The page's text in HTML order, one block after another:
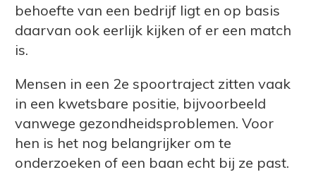
behoefte van een bedrijf ligt en op basis
daarvan ook eerlijk kijken of er een match
is.
Mensen in een 2e spoortraject zitten vaak
in een kwetsbare positie, bijvoorbeeld
vanwege gezondheidsproblemen. Voor
hen is het nog belangrijker om te
onderzoeken of een baan echt bij ze past.